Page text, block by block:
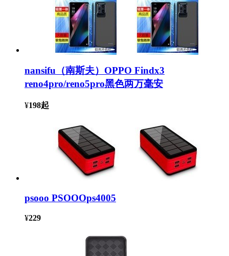
nansifu（南斯夫）OPPO Findx3
reno4pro/reno5pro黑色两万毫安
¥198起
psooo PSOOOps4005
¥229